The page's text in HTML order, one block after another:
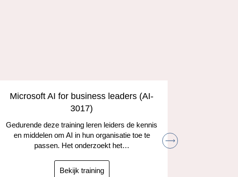
Microsoft AI for business leaders (AI-
3017)
Gedurende deze training leren leiders de kennis
en middelen om AI in hun organisatie toe te
passen. Het onderzoekt het…
Bekijk training